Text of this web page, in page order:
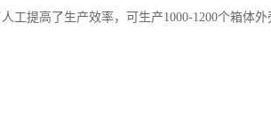
工提高了生产效率，可生产1000-1200个箱体